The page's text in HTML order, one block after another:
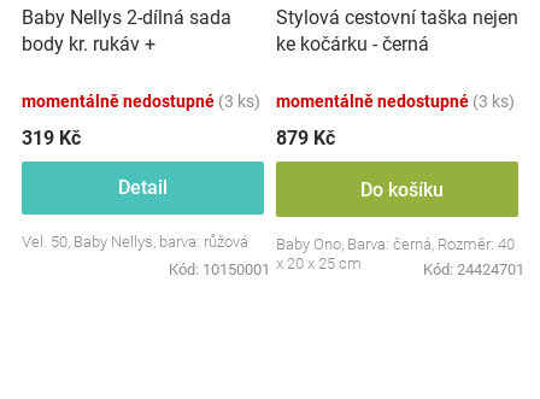
Baby Nellys 2-dílná sada
body kr. rukáv +
Little Star
momentálně nedostupné (3 ks)
319 Kč
Detail
Vel. 50, Baby Nellys, barva: růžová
Kód: 10150001
Stylová cestovní taška nejen
ke kočárku - černá
momentálně nedostupné (3 ks)
879 Kč
Do košíku
Baby Ono, Barva: černá, Rozměr: 40
x 20 x 25 cm
Kód: 24424701